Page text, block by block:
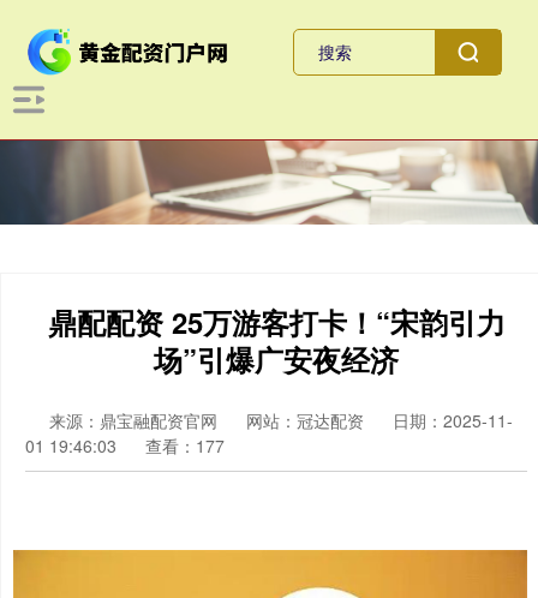
鼎配配资 25万游客打卡！“宋韵引力
场”引爆广安夜经济
来源：鼎宝融配资官网 网站：冠达配资
日期：2025-11-
01 19:46:03
查看：177